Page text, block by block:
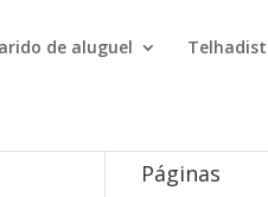
de aluguel
Páginas